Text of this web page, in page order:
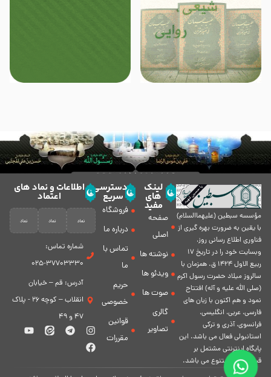
مؤسسه سبطين (عليهماالسلام)
با يقين به ضرورت بهره گیرى از
فناورى اطلاع رسانى روز،
وبسایت خود را در تاريخ 17
ربيع الاول 1424 ق. همزمان با
سالروز ميلاد حضرت رسول اكرم
(صلی الله علیه و آله) افتتاح
نمود و هم اكنون با زبان های
فارسی، عربى، انگلیسی،
فرانسوی، آذری و ترکی
استانبولی فعال مى باشد. اين
پايگاه اينترنتى مشتمل بر
قسمت هاى متنوع مى باشد.
لینک
های
مفید
صفحه
اصلی
نوشته ها
ویدئو ها
صوت ها
گالری
تصاویر
دسترسی
سریع
فروشگاه
درباره ما
تماس با
ما
حریم
خصوصی
قوانین
مقررات
اطلاعات و نماد های
اعتماد
شماره تماس:
37703330-025
آدرس: قم – خیابان
انقلاب – کوچه 26 - پلاک
47 و 49